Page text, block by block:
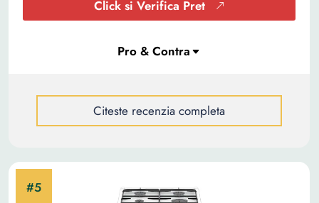
Click si Verifica Pret
Citeste recenzia completa